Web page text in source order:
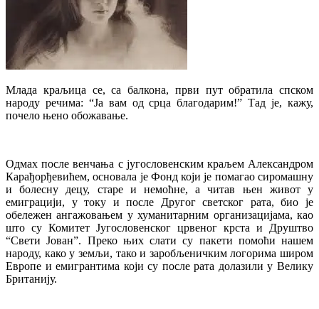
Млада краљица се, са балкона, први пут обратила спском
народу речима: “Ја вам од срца благодарим!” Тад је, кажу,
почело њено обожавање.
Одмах после венчања с југословенским краљем Александром
Карађорђевићем, основала је Фонд који је помагао сиромашну
и болесну децу, старе и немоћне, а читав њен живот у
емиграцији, у току и после Другог светског рата, био је
обележен ангажовањем у хуманитарним организацијама, као
што су Комитет Југословенског црвеног крста и Друштво
“Свети Јован”. Преко њих слати су пакети помоћи нашем
народу, како у земљи, тако и заробљеничким логорима широм
Европе и емигрантима који су после рата долазили у Велику
Британију.